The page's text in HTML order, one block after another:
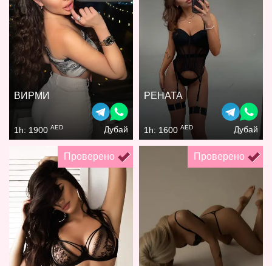
ВИРМИ
1h: 1900 AED Дубай
РЕНАТА
1h: 1600 AED Дубай
Проверено Проверено